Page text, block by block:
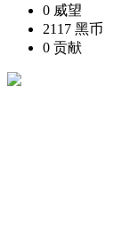
0 威望
2117 黑币
0 贡献